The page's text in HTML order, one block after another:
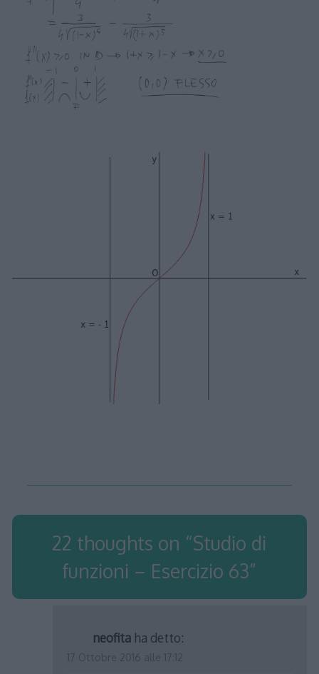
22 thoughts on “Studio di
funzioni – Esercizio 63”
neofita ha detto: